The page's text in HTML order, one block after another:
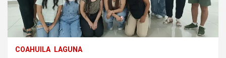
COAHUILA LAGUNA